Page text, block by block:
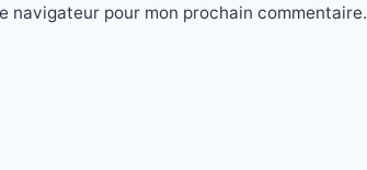
navigateur pour mon prochain commentaire.